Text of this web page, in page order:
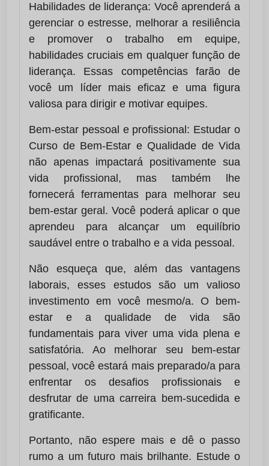
Habilidades de liderança: Você aprenderá a
gerenciar o estresse, melhorar a resiliência
e promover o trabalho em equipe,
habilidades cruciais em qualquer função de
liderança. Essas competências farão de
você um líder mais eficaz e uma figura
valiosa para dirigir e motivar equipes.
Bem-estar pessoal e profissional: Estudar o
Curso de Bem-Estar e Qualidade de Vida
não apenas impactará positivamente sua
vida profissional, mas também lhe
fornecerá ferramentas para melhorar seu
bem-estar geral. Você poderá aplicar o que
aprendeu para alcançar um equilíbrio
saudável entre o trabalho e a vida pessoal.
Não esqueça que, além das vantagens
laborais, esses estudos são um valioso
investimento em você mesmo/a. O bem-
estar e a qualidade de vida são
fundamentais para viver uma vida plena e
satisfatória. Ao melhorar seu bem-estar
pessoal, você estará mais preparado/a para
enfrentar os desafios profissionais e
desfrutar de uma carreira bem-sucedida e
gratificante.
Portanto, não espere mais e dê o passo
rumo a um futuro mais brilhante. Estude o